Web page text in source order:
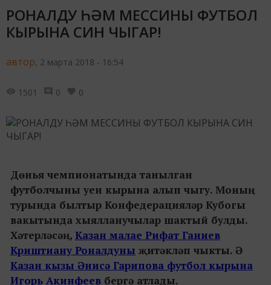
РОНАЛДУ ҺӘМ МЕССИНЫ ФУТБОЛ
КЫРЫНА СИН ЧЫГАР!
автор, 2 марта 2018 - 16:54
1501 0 0
Дөнья чемпионатында танылган
футболчыны уен кырына алып чыгу. Моның
турында былтыр Конфедерацияләр Кубогы
вакытында хыялланучылар шактый булды.
Хәтерләсәң, Казан малае Рифат Ганиев
Криштиану Роналдуны җитәкләп чыкты. Ә
Казан кызы Әнисә Гарипова футбол кырына
Игорь Акинфеев бергә атлады.